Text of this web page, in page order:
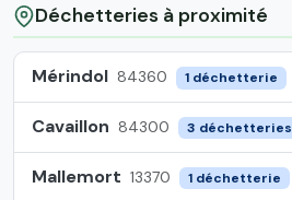
Déchetteries à proximité
Mérindol 84360 1 déchetterie
Cavaillon 84300 3 déchetteries
Mallemort 13370 1 déchetterie